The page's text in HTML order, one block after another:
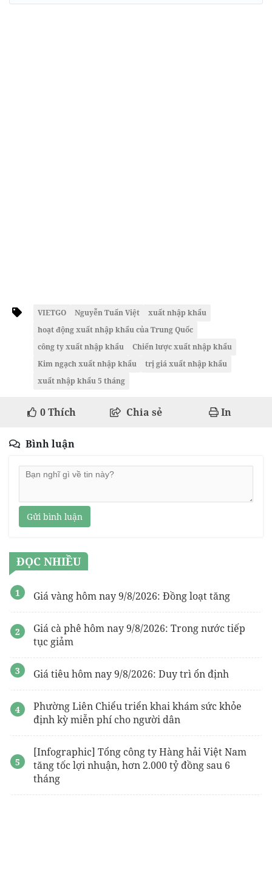
VIETGO Nguyễn Tuấn Việt
xuất nhập khẩu
hoạt động xuất nhập khẩu của Trung Quốc
công ty xuất nhập khẩu
Chiến lược xuất nhập khẩu
Kim ngạch xuất nhập khẩu
trị giá xuất nhập khẩu
xuất nhập khẩu 5 tháng
0Thích Chia sẻ In
Bình luận
Gửi bình luận
ĐỌC NHIỀU
Giá vàng hôm nay 9/8/2026: Đồng loạt tăng
Giá cà phê hôm nay 9/8/2026: Trong nước tiếp
tục giảm
Giá tiêu hôm nay 9/8/2026: Duy trì ổn định
Phường Liên Chiểu triển khai khám sức khỏe
định kỳ miễn phí cho người dân
[Infographic] Tổng công ty Hàng hải Việt Nam
tăng tốc lợi nhuận, hơn 2.000 tỷ đồng sau 6
tháng